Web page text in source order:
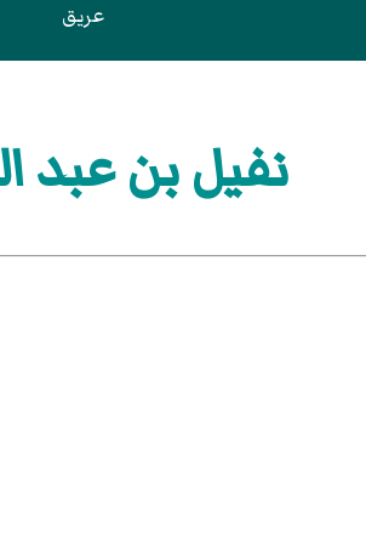
عريق
نفيل بن عبد